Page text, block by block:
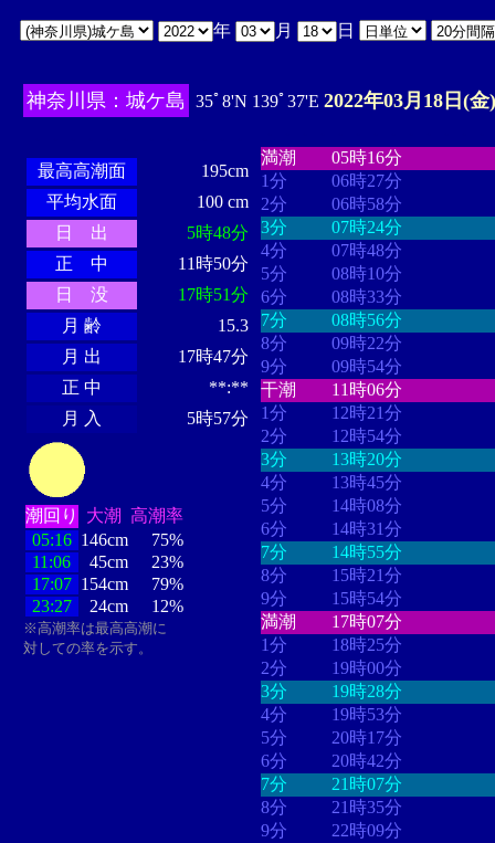
年 月 日
神奈川県：城ケ島 35ﾟ8'N 139ﾟ37'E 2022年03月18日(金)
最高高潮面
195cm
平均水面
100 cm
日 出
5時48分
正 中
11時50分
日 没
17時51分
月 齢
15.3
月 出
17時47分
正 中
**:**
月 入
5時57分
潮回り 大潮 高潮率
05:16 146cm
75%
11:06
45cm
23%
17:07 154cm
79%
23:27
24cm 12%
※高潮率は最高高潮に
対しての率を示す。
満潮
05時16分
1分
06時27分
2分
06時58分
3分
07時24分
4分
07時48分
5分
08時10分
6分
08時33分
7分
08時56分
8分
09時22分
9分
09時54分
干潮
11時06分
1分
12時21分
2分
12時54分
3分
13時20分
4分
13時45分
5分
14時08分
6分
14時31分
7分
14時55分
8分
15時21分
9分
15時54分
満潮
17時07分
1分
18時25分
2分
19時00分
3分
19時28分
4分
19時53分
5分
20時17分
6分
20時42分
7分
21時07分
8分
21時35分
9分
22時09分